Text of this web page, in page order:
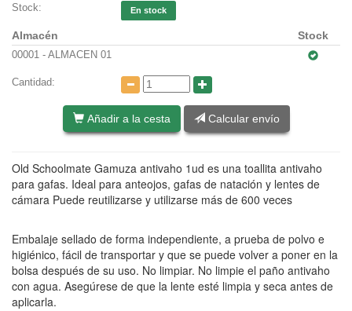
Stock: En stock
Almacén Stock
00001 - ALMACEN 01
Cantidad:
Añadir a la cesta Calcular envío
Old Schoolmate Gamuza antivaho 1ud es una toallita antivaho
para gafas. Ideal para anteojos, gafas de natación y lentes de
cámara Puede reutilizarse y utilizarse más de 600 veces
Embalaje sellado de forma independiente, a prueba de polvo e
higiénico, fácil de transportar y que se puede volver a poner en la
bolsa después de su uso. No limpiar. No limpie el paño antivaho
con agua. Asegúrese de que la lente esté limpia y seca antes de
aplicarla.